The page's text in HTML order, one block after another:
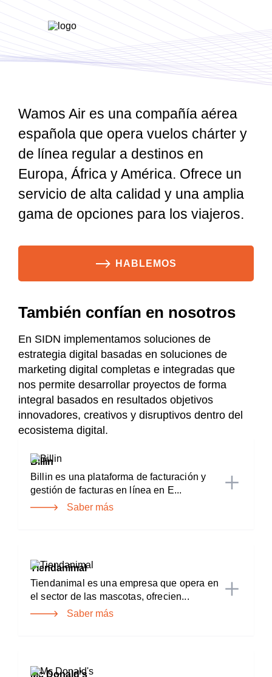
Wamos Air es una compañía aérea
española que opera vuelos chárter y
de línea regular a destinos en
Europa, África y América. Ofrece un
servicio de alta calidad y una amplia
gama de opciones para los viajeros.
HABLEMOS
También confían en nosotros
En SIDN implementamos soluciones de
estrategia digital basadas en soluciones de
marketing digital completas e integradas que
nos permite desarrollar proyectos de forma
integral basados en resultados objetivos
innovadores, creativos y disruptivos dentro del
ecosistema digital.
Billin
Billin es una plataforma de facturación y
gestión de facturas en línea en E...
Saber más
Tiendanimal
Tiendanimal es una empresa que opera en
el sector de las mascotas, ofrecien...
Saber más
Mc Donald's